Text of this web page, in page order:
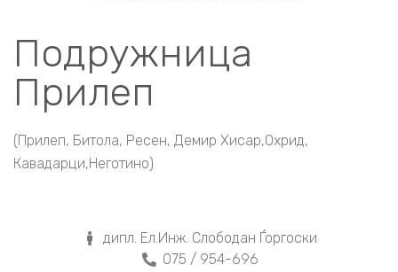
Подружница
Прилеп
(Прилеп, Битола, Ресен, Демир Хисар,Охрид,
Кавадарци,Неготино)
дипл. Ел.Инж. Слободан Ѓоргоски
075 / 954-696